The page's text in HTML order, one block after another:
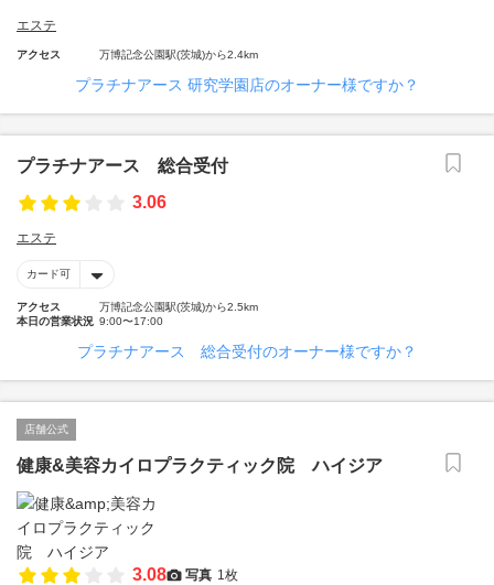
エステ
アクセス 万博記念公園駅(茨城)から2.4km
プラチナアース 研究学園店のオーナー様ですか？
プラチナアース 総合受付
3.06
エステ
カード可
アクセス
万博記念公園駅(茨城)から2.5km
本日の営業状況 9:00〜17:00
プラチナアース 総合受付のオーナー様ですか？
店舗公式
健康&美容カイロプラクティック院 ハイジア
3.08 写真 1枚